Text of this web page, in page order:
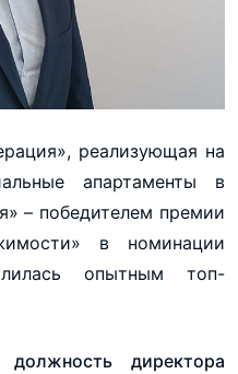
реализующая на
апартаменты в
– победителем премии
в номинации
опытным топ-
директора